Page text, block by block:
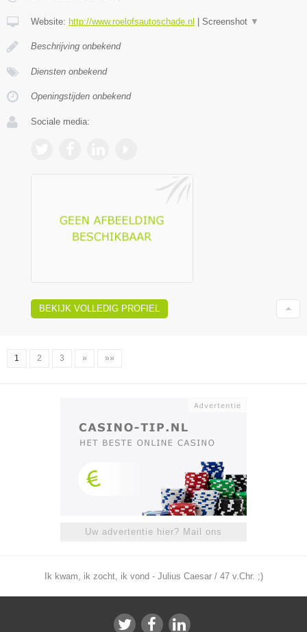
Website: http://www.roelofsautoschade.nl Screenshot ▼
Beschrijving onbekend
Diensten onbekend
Openingstijden onbekend
Sociale media:
BEKIJK VOLLEDIG PROFIEL
1 2 3 » »»
Uw advertentie hier? Mail ons
Ik kwam, ik zocht, ik vond - Julius Caesar / 47 v.Chr. ;)